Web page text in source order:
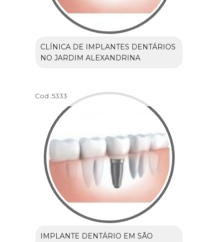
CLÍNICA DE IMPLANTES DENTÁRIOS
NO JARDIM ALEXANDRINA
Cod.:5333
IMPLANTE DENTÁRIO EM SÃO